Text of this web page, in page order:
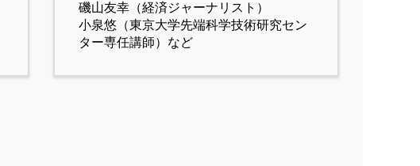
磯山友幸（経済ジャーナリスト）
小泉悠（東京大学先端科学技術研究セン
ター専任講師）など